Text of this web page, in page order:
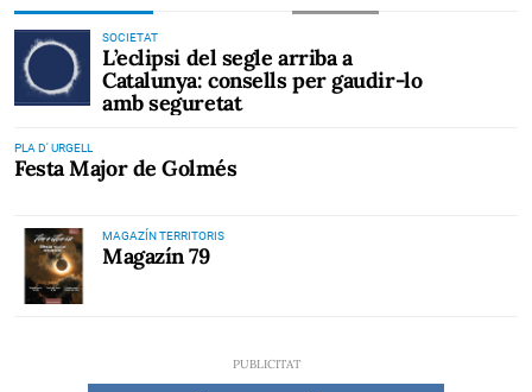
SOCIETAT
L’eclipsi del segle arriba a
Catalunya: consells per gaudir-lo
amb seguretat
PLA D' URGELL
Festa Major de Golmés
MAGAZÍN TERRITORIS
Magazín 79